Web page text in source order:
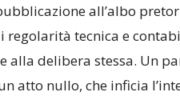
all’albo
regolarità tecnica e
alla delibera stessa. Un
atto nullo, che inficia